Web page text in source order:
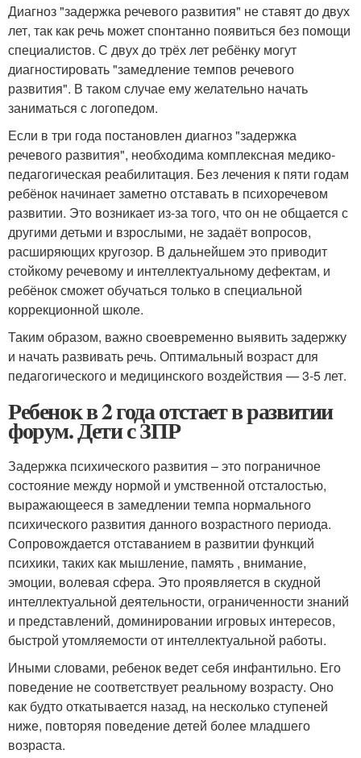
Диагноз "задержка речевого развития" не ставят до двух
лет, так как речь может спонтанно появиться без помощи
специалистов. С двух до трёх лет ребёнку могут
диагностировать "замедление темпов речевого
развития". В таком случае ему желательно начать
заниматься с логопедом.
Если в три года постановлен диагноз "задержка
речевого развития", необходима комплексная медико-
педагогическая реабилитация. Без лечения к пяти годам
ребёнок начинает заметно отставать в психоречевом
развитии. Это возникает из-за того, что он не общается с
другими детьми и взрослыми, не задаёт вопросов,
расширяющих кругозор. В дальнейшем это приводит
стойкому речевому и интеллектуальному дефектам, и
ребёнок сможет обучаться только в специальной
коррекционной школе.
Таким образом, важно своевременно выявить задержку
и начать развивать речь. Оптимальный возраст для
педагогического и медицинского воздействия — 3-5 лет.
Ребенок в 2 года отстает в развитии
форум. Дети с ЗПР
Задержка психического развития – это пограничное
состояние между нормой и умственной отсталостью,
выражающееся в замедлении темпа нормального
психического развития данного возрастного периода.
Сопровождается отставанием в развитии функций
психики, таких как мышление, память , внимание,
эмоции, волевая сфера. Это проявляется в скудной
интеллектуальной деятельности, ограниченности знаний
и представлений, доминировании игровых интересов,
быстрой утомляемости от интеллектуальной работы.
Иными словами, ребенок ведет себя инфантильно. Его
поведение не соответствует реальному возрасту. Оно
как будто откатывается назад, на несколько ступеней
ниже, повторяя поведение детей более младшего
возраста.